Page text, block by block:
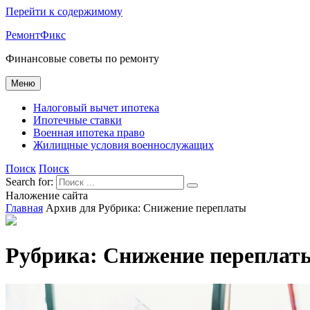
Перейти к содержимому
РемонтФикс
Финансовые советы по ремонту
Меню
Налоговый вычет ипотека
Ипотечные ставки
Военная ипотека право
Жилищные условия военнослужащих
Поиск Поиск
Search for:
Наложение сайта
Главная Архив для Рубрика: Снижение переплаты
Рубрика: Снижение